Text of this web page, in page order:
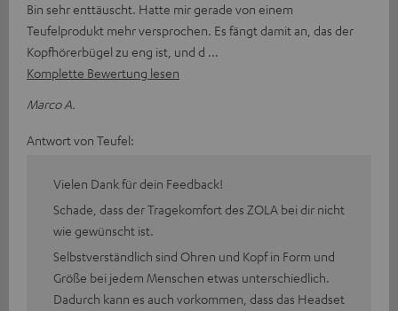
Bin sehr enttäuscht. Hatte mir gerade von einem
Teufelprodukt mehr versprochen. Es fängt damit an, das der
Kopfhörerbügel zu eng ist, und d
Komplette Bewertung lesen
Marco A.
Antwort von Teufel:
Vielen Dank für dein Feedback!
Schade, dass der Tragekomfort des ZOLA bei dir nicht
wie gewünscht ist.
Selbstverständlich sind Ohren und Kopf in Form und
Größe bei jedem Menschen etwas unterschiedlich.
Dadurch kann es auch vorkommen, dass das Headset